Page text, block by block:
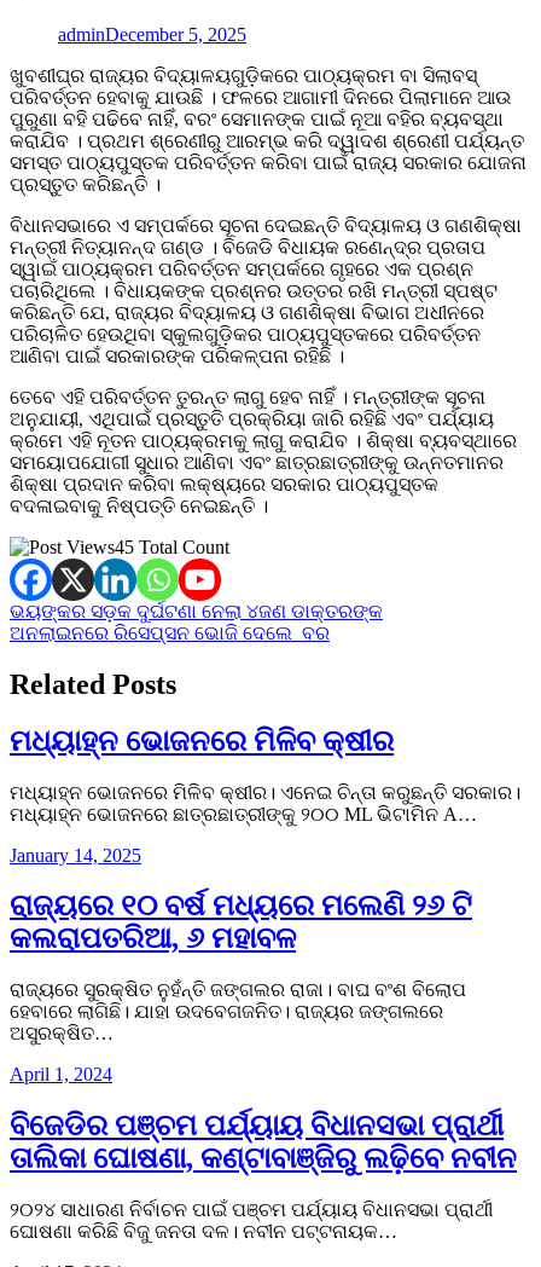
adminDecember 5, 2025
ଖୁବଶୀଘ୍ର ରାଜ୍ୟର ବିଦ୍ୟାଳୟଗୁଡ଼ିକରେ ପାଠ୍ୟକ୍ରମ ବା ସିଲାବସ୍
ପରିବର୍ତ୍ତନ ହେବାକୁ ଯାଉଛି । ଫଳରେ ଆଗାମୀ ଦିନରେ ପିଲାମାନେ ଆଉ
ପୁରୁଣା ବହି ପଢିବେ ନାହିଁ, ବରଂ ସେମାନଙ୍କ ପାଇଁ ନୂଆ ବହିର ବ୍ୟବସ୍ଥା
କରାଯିବ । ପ୍ରଥମ ଶ୍ରେଣୀରୁ ଆରମ୍ଭ କରି ଦ୍ୱାଦଶ ଶ୍ରେଣୀ ପର୍ଯ୍ୟନ୍ତ
ସମସ୍ତ ପାଠ୍ୟପୁସ୍ତକ ପରିବର୍ତ୍ତନ କରିବା ପାଇଁ ରାଜ୍ୟ ସରକାର ଯୋଜନା
ପ୍ରସ୍ତୁତ କରିଛନ୍ତି ।
ବିଧାନସଭାରେ ଏ ସମ୍ପର୍କରେ ସୂଚନା ଦେଇଛନ୍ତି ବିଦ୍ୟାଳୟ ଓ ଗଣଶିକ୍ଷା
ମନ୍ତ୍ରୀ ନିତ୍ୟାନନ୍ଦ ଗଣ୍ଡ । ବିଜେଡି ବିଧାୟକ ରଣେନ୍ଦ୍ର ପ୍ରତାପ
ସ୍ୱାଇଁ ପାଠ୍ୟକ୍ରମ ପରିବର୍ତ୍ତନ ସମ୍ପର୍କରେ ଗୃହରେ ଏକ ପ୍ରଶ୍ନ
ପଚାରିଥିଲେ । ବିଧାୟକଙ୍କ ପ୍ରଶ୍ନର ଉତ୍ତର ରଖି ମନ୍ତ୍ରୀ ସ୍ପଷ୍ଟ
କରିଛନ୍ତି ଯେ, ରାଜ୍ୟର ବିଦ୍ୟାଳୟ ଓ ଗଣଶିକ୍ଷା ବିଭାଗ ଅଧୀନରେ
ପରିଚାଳିତ ହେଉଥିବା ସ୍କୁଲଗୁଡ଼ିକର ପାଠ୍ୟପୁସ୍ତକରେ ପରିବର୍ତ୍ତନ
ଆଣିବା ପାଇଁ ସରକାରଙ୍କ ପରିକଳ୍ପନା ରହିଛି ।
ତେବେ ଏହି ପରିବର୍ତ୍ତନ ତୁରନ୍ତ ଲାଗୁ ହେବ ନାହିଁ । ମନ୍ତ୍ରୀଙ୍କ ସୂଚନା
ଅନୁଯାୟୀ, ଏଥିପାଇଁ ପ୍ରସ୍ତୁତି ପ୍ରକ୍ରିୟା ଜାରି ରହିଛି ଏବଂ ପର୍ଯ୍ୟାୟ
କ୍ରମେ ଏହି ନୂତନ ପାଠ୍ୟକ୍ରମକୁ ଲାଗୁ କରାଯିବ । ଶିକ୍ଷା ବ୍ୟବସ୍ଥାରେ
ସମୟୋପଯୋଗୀ ସୁଧାର ଆଣିବା ଏବଂ ଛାତ୍ରଛାତ୍ରୀଙ୍କୁ ଉନ୍ନତମାନର
ଶିକ୍ଷା ପ୍ରଦାନ କରିବା ଲକ୍ଷ୍ୟରେ ସରକାର ପାଠ୍ୟପୁସ୍ତକ
ବଦଳାଇବାକୁ ନିଷ୍ପତ୍ତି ନେଇଛନ୍ତି ।
45 Total Count
Post
navigation
ଭୟଙ୍କର ସଡ଼କ ଦୁର୍ଘଟଣା ନେଲା ୪ଜଣ ଡାକ୍ତରଙ୍କ
ଅନଲାଇନରେ ରିସେପ୍ସନ ଭୋଜି ଦେଲେ ବର
Related Posts
ମଧ୍ୟାହ୍ନ ଭୋଜନରେ ମିଳିବ କ୍ଷୀର
ମଧ୍ୟାହ୍ନ ଭୋଜନରେ ମିଳିବ କ୍ଷୀର। ଏନେଇ ଚିନ୍ତା କରୁଛନ୍ତି ସରକାର।
ମଧ୍ୟାହ୍ନ ଭୋଜନରେ ଛାତ୍ରଛାତ୍ରୀଙ୍କୁ ୨୦୦ ML ଭିଟାମିନ A…
January 14, 2025
ରାଜ୍ୟରେ ୧୦ ବର୍ଷ ମଧ୍ୟରେ ମଲେଣି ୨୬ ଟି
କଲରାପତରିଆ, ୬ ମହାବଳ
ରାଜ୍ୟରେ ସୁରକ୍ଷିତ ନୁହଁନ୍ତି ଜଙ୍ଗଲର ରାଜା। ବାଘ ବଂଶ ବିଲୋପ
ହେବାରେ ଲାଗିଛି। ଯାହା ଉଦବେଗଜନିତ। ରାଜ୍ୟର ଜଙ୍ଗଲରେ
ଅସୁରକ୍ଷିତ…
April 1, 2024
ବିଜେଡିର ପଞ୍ଚମ ପର୍ଯ୍ୟାୟ ବିଧାନସଭା ପ୍ରାର୍ଥୀ
ତାଲିକା ଘୋଷଣା, କଣ୍ଟାବାଞ୍ଜିରୁ ଲଢ଼ିବେ ନବୀନ
୨୦୨୪ ସାଧାରଣ ନିର୍ବାଚନ ପାଇଁ ପଞ୍ଚମ ପର୍ଯ୍ୟାୟ ବିଧାନସଭା ପ୍ରାର୍ଥୀ
ଘୋଷଣା କରିଛି ବିଜୁ ଜନତା ଦଳ। ନବୀନ ପଟ୍ଟନାୟକ…